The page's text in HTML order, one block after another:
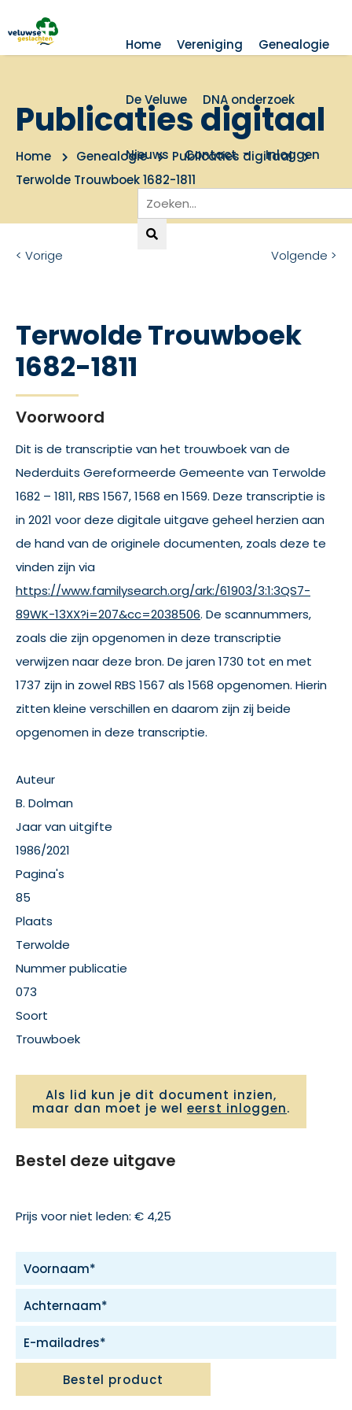
Home Vereniging Genealogie
De Veluwe DNA onderzoek
Nieuws Contact Inloggen
Publicaties digitaal
Home Genealogie
Publicaties digitaal
Terwolde Trouwboek 1682-1811
< Vorige Volgende >
Terwolde Trouwboek
1682-1811
Voorwoord
Dit is de transcriptie van het trouwboek van de
Nederduits Gereformeerde Gemeente van Terwolde
1682 – 1811, RBS 1567, 1568 en 1569. Deze transcriptie is
in 2021 voor deze digitale uitgave geheel herzien aan
de hand van de originele documenten, zoals deze te
vinden zijn via
https://www.familysearch.org/ark:/61903/3:1:3QS7-
89WK-13XX?i=207&cc=2038506. De scannummers,
zoals die zijn opgenomen in deze transcriptie
verwijzen naar deze bron. De jaren 1730 tot en met
1737 zijn in zowel RBS 1567 als 1568 opgenomen. Hierin
zitten kleine verschillen en daarom zijn zij beide
opgenomen in deze transcriptie.
Auteur
B. Dolman
Jaar van uitgifte
1986/2021
Pagina's
85
Plaats
Terwolde
Nummer publicatie
073
Soort
Trouwboek
Als lid kun je dit document inzien,
maar dan moet je wel eerst inloggen.
Bestel deze uitgave
Prijs voor niet leden: € 4,25
Bestel product